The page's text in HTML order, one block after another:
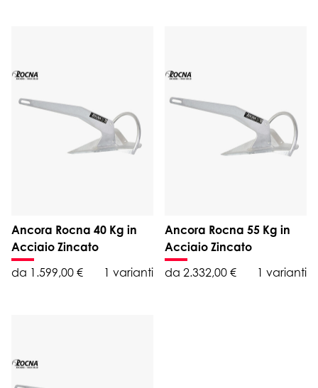
Ancora Rocna 40 Kg in
Acciaio Zincato
da 1.599,00 €
1 varianti
Ancora Rocna 55 Kg in
Acciaio Zincato
da 2.332,00 €
1 varianti